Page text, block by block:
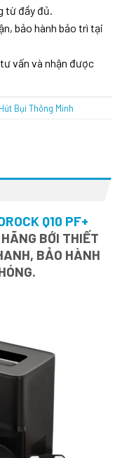
từ đầy đủ.
bảo hành bảo trì tại
vấn và nhận được
Bụi Thông Minh
Q10 PF+
BỚI THIẾT
BẢO HÀNH